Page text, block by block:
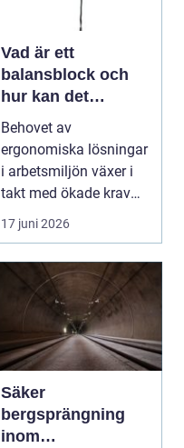
Vad är ett
balansblock och
hur kan det
förbättra din
industriella
arbetsmiljö?
Behovet av
ergonomiska lösningar
i arbetsmiljön växer i
takt med ökade krav
p&ar...
17 juni 2026
Säker
bergsprängning
inom